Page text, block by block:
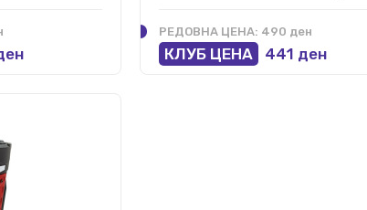
РЕДОВНА ЦЕНА: 490 ден
КЛУБ ЦЕНА 441 ден